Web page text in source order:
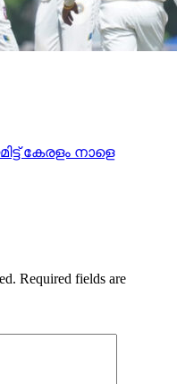
കേരളം നാളെ
Required fields are